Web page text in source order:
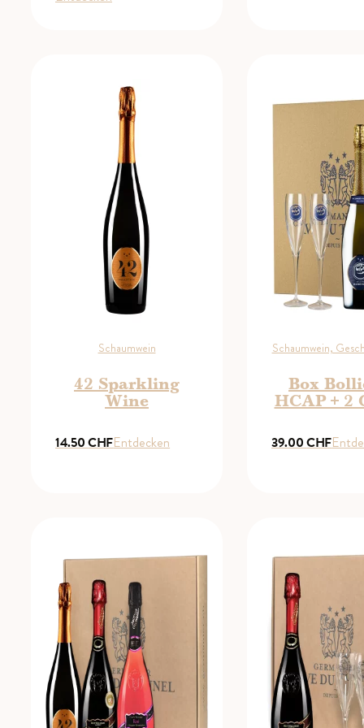
Schaumwein
42 Sparkling
Wine
14.50CHFEntdecken
Schaumwein,
Box
HCAP + 2
39.00CHF